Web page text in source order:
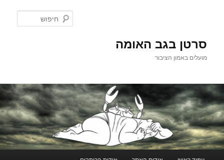
סרטן בגב האומה
מועלים באמון הציבור